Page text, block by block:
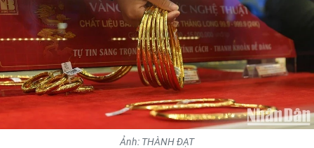
GIÁO DỤC
Y TẾ
KHOA HỌC - CÔNG NGHỆ
MÔI TRƯỜNG
Ảnh: THÀNH ĐẠT